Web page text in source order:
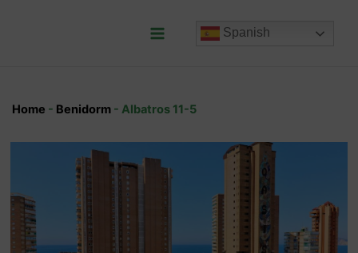
Spanish
Home - Benidorm- Albatros 11-5